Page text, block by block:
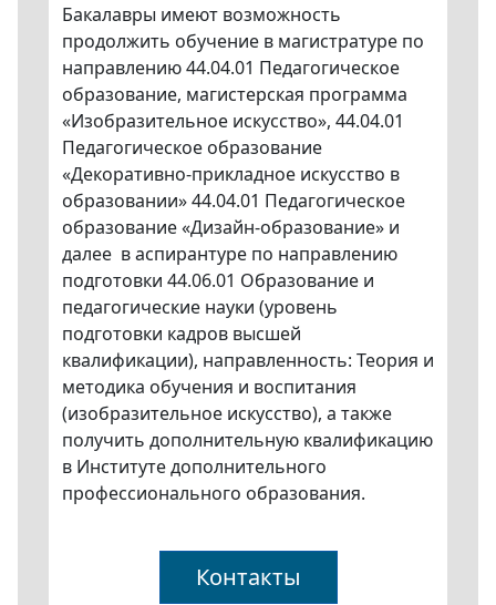
Контакты
Бакалавры имеют возможность
продолжить обучение в магистратуре по
направлению 44.04.01 Педагогическое
образование, магистерская программа
«Изобразительное искусство», 44.04.01
Педагогическое образование
«Декоративно-прикладное искусство в
образовании» 44.04.01 Педагогическое
образование «Дизайн-образование» и
далее в аспирантуре по направлению
подготовки 44.06.01 Образование и
педагогические науки (уровень
подготовки кадров высшей
квалификации), направленность: Теория и
методика обучения и воспитания
(изобразительное искусство), а также
получить дополнительную квалификацию
в Институте дополнительного
профессионального образования.